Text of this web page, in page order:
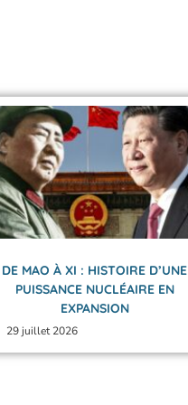
DE MAO À XI : HISTOIRE D’UNE
PUISSANCE NUCLÉAIRE EN
EXPANSION
29 juillet 2026